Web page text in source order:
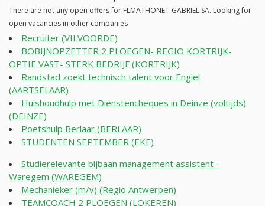
There are not any open offers for FLMATHONET-GABRIEL SA. Looking for
open vacancies in other companies
Recruiter (VILVOORDE)
BOBIJNOPZETTER 2 PLOEGEN- REGIO KORTRIJK-
OPTIE VAST- STERK BEDRIJF (KORTRIJK)
Randstad zoekt technisch talent voor Engie!
(AARTSELAAR)
Huishoudhulp met Dienstencheques in Deinze (voltijds)
(DEINZE)
Poetshulp Berlaar (BERLAAR)
STUDENTEN SEPTEMBER (EKE)
Studierelevante bijbaan management assistent -
Waregem (WAREGEM)
Mechanieker (m/v) (Regio Antwerpen)
TEAMCOACH 2 PLOEGEN (LOKEREN)